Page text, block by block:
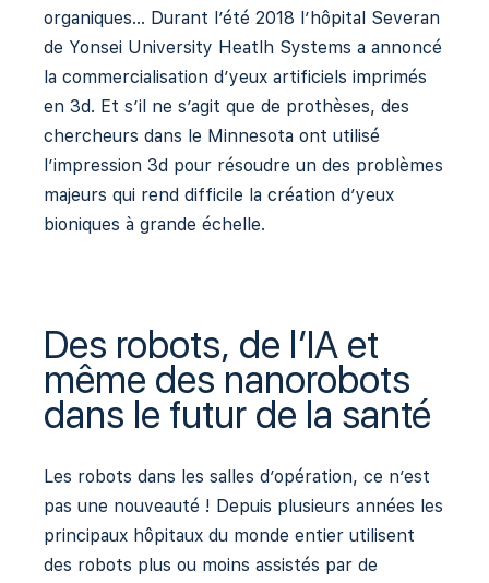
organiques… Durant l’été 2018 l’hôpital Severan
de Yonsei University Heatlh Systems a annoncé
la commercialisation d’yeux artificiels imprimés
en 3d. Et s’il ne s’agit que de prothèses, des
chercheurs dans le Minnesota ont utilisé
l’impression 3d pour résoudre un des problèmes
majeurs qui rend difficile la création d’yeux
bioniques à grande échelle.
Des robots, de l’IA et
même des nanorobots
dans le futur de la santé
Les robots dans les salles d’opération, ce n’est
pas une nouveauté ! Depuis plusieurs années les
principaux hôpitaux du monde entier utilisent
des robots plus ou moins assistés par de